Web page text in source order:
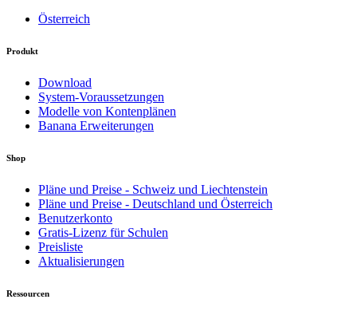
Österreich
Produkt
Download
System-Voraussetzungen
Modelle von Kontenplänen
Banana Erweiterungen
Shop
Pläne und Preise - Schweiz und Liechtenstein
Pläne und Preise - Deutschland und Österreich
Benutzerkonto
Gratis-Lizenz für Schulen
Preisliste
Aktualisierungen
Ressourcen